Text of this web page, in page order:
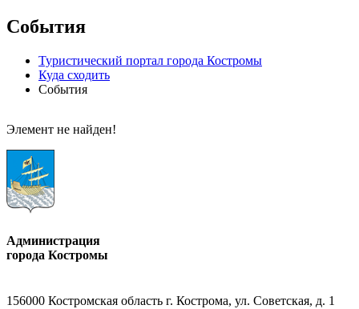
События
Туристический портал города Костромы
Куда сходить
События
Элемент не найден!
Администрация
города Костромы
156000 Костромская область г. Кострома, ул. Советская, д. 1